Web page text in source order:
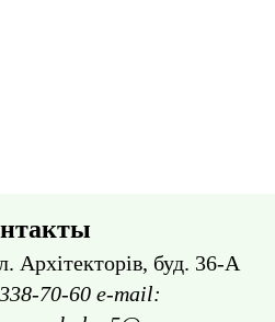
Архітекторів, буд. 36-А
70-60 e-mail: